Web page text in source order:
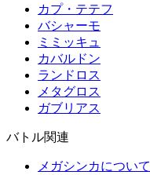
カプ・テテフ
バシャーモ
ミミッキュ
カバルドン
ランドロス
メタグロス
ガブリアス
バトル関連
メガシンカについて